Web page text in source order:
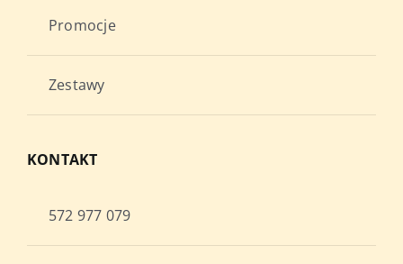
Promocje
Zestawy
KONTAKT
572 977 079